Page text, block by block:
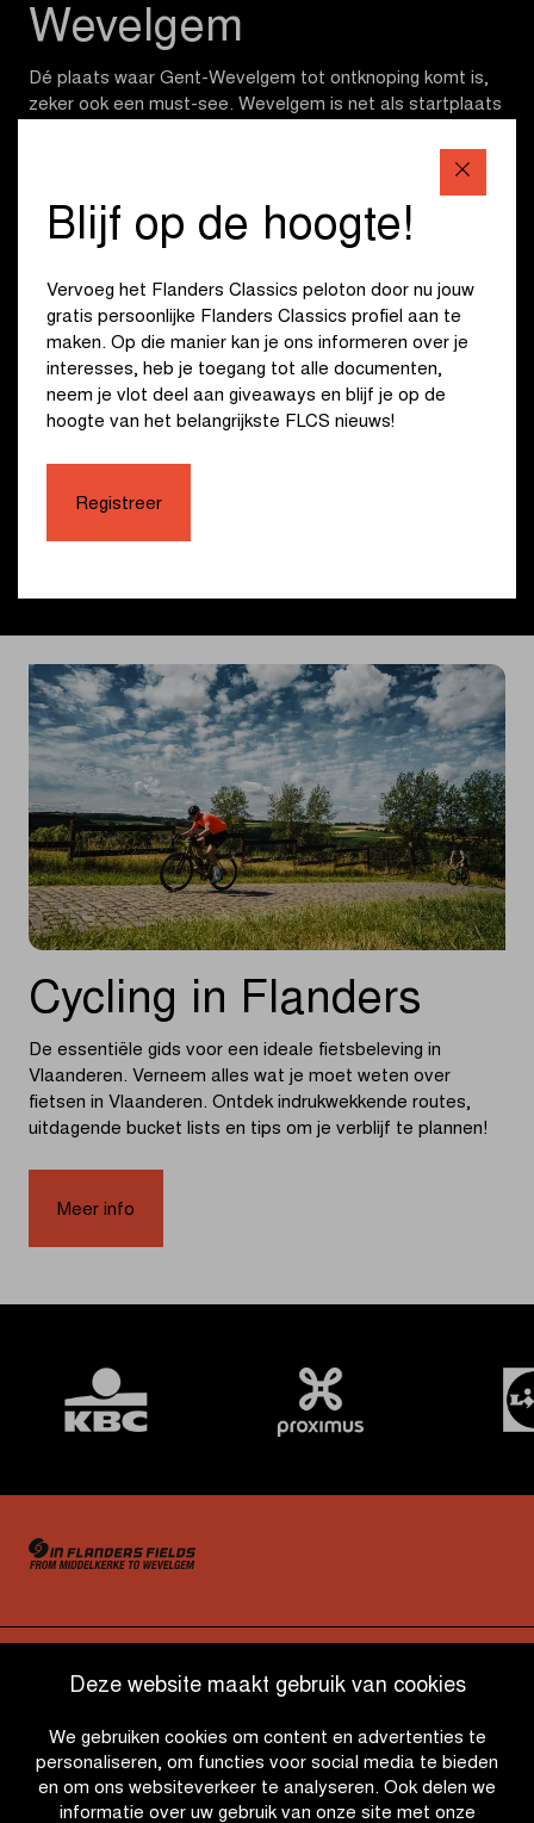
Deze website maakt gebruik van cookies
We gebruiken cookies om content en advertenties te
personaliseren, om functies voor social media te bieden
en om ons websiteverkeer te analyseren. Ook delen we
informatie over uw gebruik van onze site met onze
Wevelgem
Dé plaats waar Gent-Wevelgem tot ontknoping komt is,
zeker ook een must-see. Wevelgem is net als startplaats
soldaten uit de Eerste Wereldoorlog. Daarnaast ademt
Wevelgem sport. Een duik in het koersverleden van de
Rebry, André Rosseel en Maurice Desimpelaere,
gewezen inwoners van Wevelgem en geboren
wielerkampioenen die Paris-Roubaix, Gent-Wevelgem
zelf en meerdere ritten in de Ronde van Frankrijk wonnen.
‘Saint Vélo’ zet Wevelgem als echte fietsgemeente op de
internationale wielerkaart. Winnen op de Via Vanackere,
Cycling in Flanders
De essentiële gids voor een ideale fietsbeleving in
Vlaanderen. Verneem alles wat je moet weten over
fietsen in Vlaanderen. Ontdek indrukwekkende routes,
uitdagende bucket lists en tips om je verblijf te plannen!
Meer info
QUICK LINKS
CONTACT
Blijf op de hoogte!
Vervoeg het Flanders Classics peloton door nu jouw
gratis persoonlijke Flanders Classics profiel aan te
maken. Op die manier kan je ons informeren over je
interesses, heb je toegang tot alle documenten,
neem je vlot deel aan giveaways en blijf je op de
hoogte van het belangrijkste FLCS nieuws!
Registreer